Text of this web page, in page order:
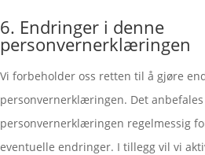
6. Endringer i denne
personvernerklæringen
Vi forbeholder oss retten til å gjøre
personvernerklæringen. Det
personvernerklæringen regelmessig
eventuelle endringer. I tillegg vil vi